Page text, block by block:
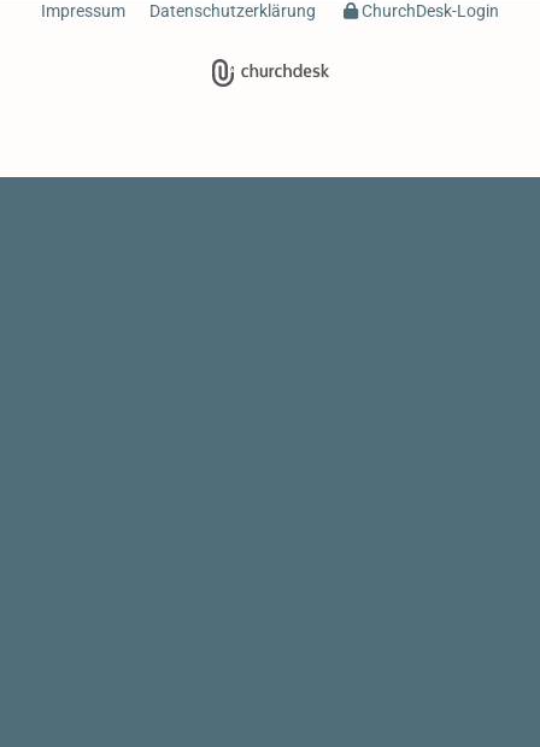
Impressum Datenschutzerklärung ChurchDesk-Login